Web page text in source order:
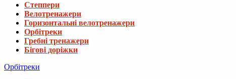
Степпери
Велотренажери
Горизонтальні велотренажери
Орбітреки
Гребні тренажери
Бігові доріжки
Орбітреки